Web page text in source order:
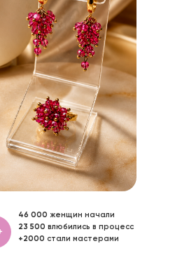
46 000 женщин начали
23 500 влюбились в процесс
+2000 стали мастерами